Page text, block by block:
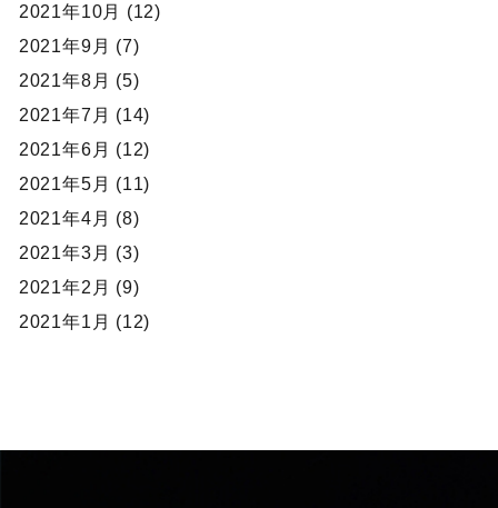
2021年10月 (12)
2021年9月 (7)
2021年8月 (5)
2021年7月 (14)
2021年6月 (12)
2021年5月 (11)
2021年4月 (8)
2021年3月 (3)
2021年2月 (9)
2021年1月 (12)